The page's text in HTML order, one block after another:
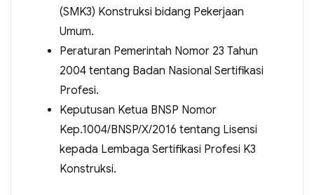
(SMK3) Konstruksi bidang Pekerjaan
Umum.
Peraturan Pemerintah Nomor 23 Tahun
2004 tentang Badan Nasional Sertifikasi
Profesi.
Keputusan Ketua BNSP Nomor
Kep.1004/BNSP/X/2016 tentang Lisensi
kepada Lembaga Sertifikasi Profesi K3
Konstruksi.